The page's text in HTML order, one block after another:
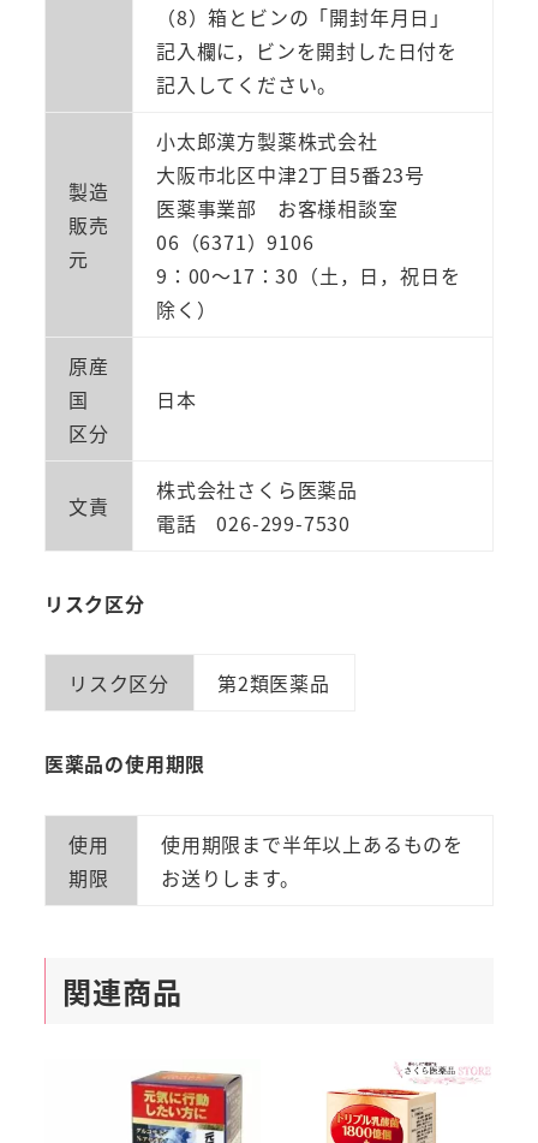
（8）箱とビンの「開封年月日」
記入欄に，ビンを開封した日付を
記入してください。
製造
販売
元
小太郎漢方製薬株式会社
大阪市北区中津2丁目5番23号
医薬事業部 お客様相談室
06（6371）9106
9：00～17：30（土，日，祝日を
除く）
原産
国
区分
日本
文責
株式会社さくら医薬品
電話 026-299-7530
リスク区分
リスク区分 第2類医薬品
医薬品の使用期限
使用
期限
使用期限まで半年以上あるものを
お送りします。
関連商品